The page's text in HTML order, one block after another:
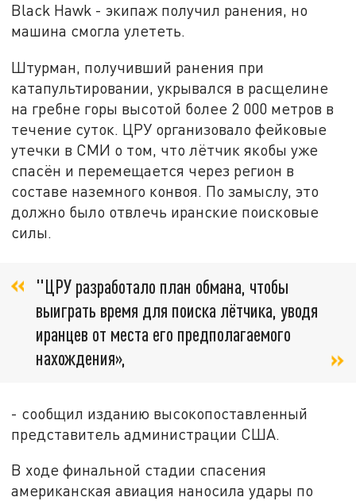
Black Hawk - экипаж получил ранения, но
машина смогла улететь.
Штурман, получивший ранения при
катапультировании, укрывался в расщелине
на гребне горы высотой более 2 000 метров в
течение суток. ЦРУ организовало фейковые
утечки в СМИ о том, что лётчик якобы уже
спасён и перемещается через регион в
составе наземного конвоя. По замыслу, это
должно было отвлечь иранские поисковые
силы.
"ЦРУ разработало план обмана, чтобы
выиграть время для поиска лётчика, уводя
иранцев от места его предполагаемого
нахождения»,
- сообщил изданию высокопоставленный
представитель администрации США.
В ходе финальной стадии спасения
американская авиация наносила удары по